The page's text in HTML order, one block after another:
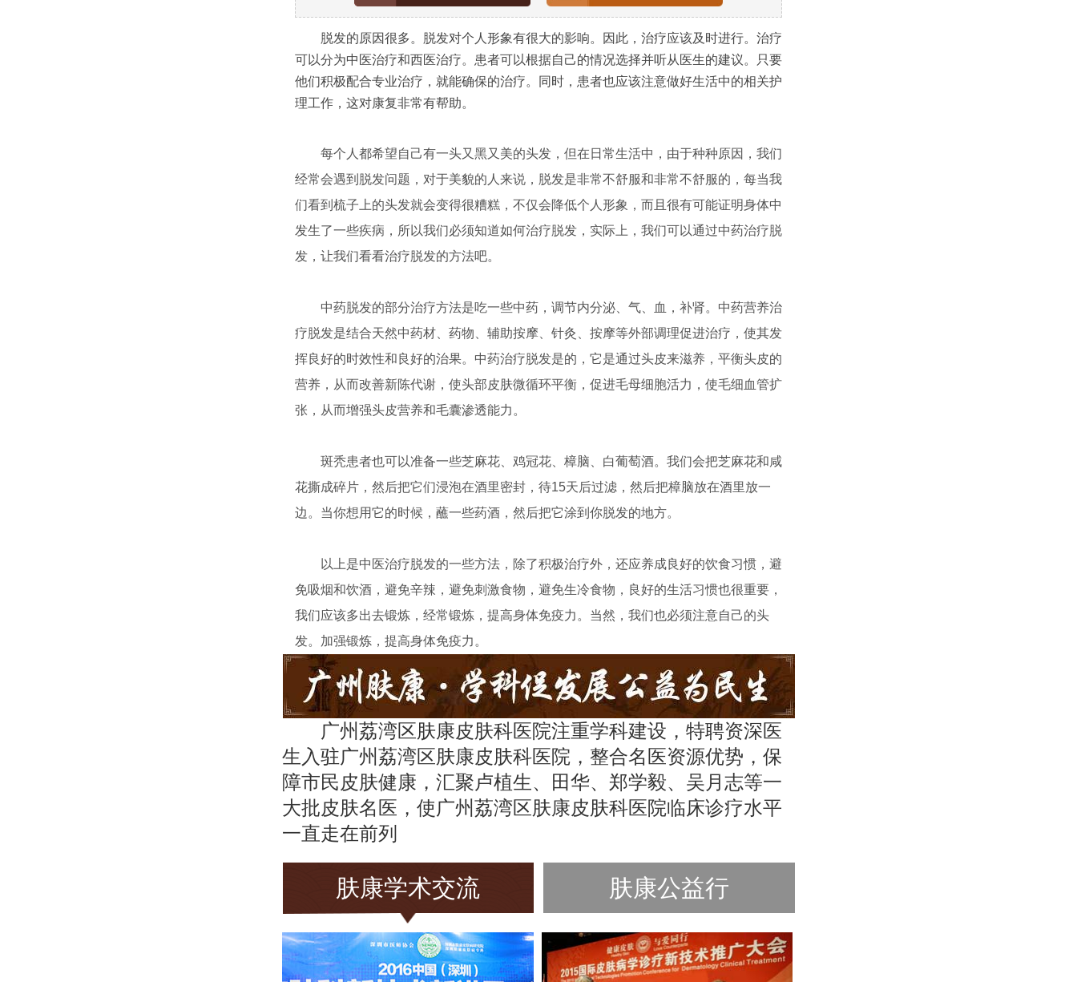
脱发的原因很多。脱发对个人形象有很大的影响。因此，治疗应该及时进行。治疗
可以分为中医治疗和西医治疗。患者可以根据自己的情况选择并听从医生的建议。只要
他们积极配合专业治疗，就能确保的治疗。同时，患者也应该注意做好生活中的相关护
理工作，这对康复非常有帮助。
每个人都希望自己有一头又黑又美的头发，但在日常生活中，由于种种原因，我们
经常会遇到脱发问题，对于美貌的人来说，脱发是非常不舒服和非常不舒服的，每当我
们看到梳子上的头发就会变得很糟糕，不仅会降低个人形象，而且很有可能证明身体中
发生了一些疾病，所以我们必须知道如何治疗脱发，实际上，我们可以通过中药治疗脱
发，让我们看看治疗脱发的方法吧。
中药脱发的部分治疗方法是吃一些中药，调节内分泌、气、血，补肾。中药营养治
疗脱发是结合天然中药材、药物、辅助按摩、针灸、按摩等外部调理促进治疗，使其发
挥良好的时效性和良好的治果。中药治疗脱发是的，它是通过头皮来滋养，平衡头皮的
营养，从而改善新陈代谢，使头部皮肤微循环平衡，促进毛母细胞活力，使毛细血管扩
张，从而增强头皮营养和毛囊渗透能力。
斑秃患者也可以准备一些芝麻花、鸡冠花、樟脑、白葡萄酒。我们会把芝麻花和咸
花撕成碎片，然后把它们浸泡在酒里密封，待15天后过滤，然后把樟脑放在酒里放一
边。当你想用它的时候，蘸一些药酒，然后把它涂到你脱发的地方。
以上是中医治疗脱发的一些方法，除了积极治疗外，还应养成良好的饮食习惯，避
免吸烟和饮酒，避免辛辣，避免刺激食物，避免生冷食物，良好的生活习惯也很重要，
我们应该多出去锻炼，经常锻炼，提高身体免疫力。当然，我们也必须注意自己的头
发。加强锻炼，提高身体免疫力。
广州荔湾区肤康皮肤科医院注重学科建设，特聘资深医
生入驻广州荔湾区肤康皮肤科医院，整合名医资源优势，保
障市民皮肤健康，汇聚卢植生、田华、郑学毅、吴月志等一
大批皮肤名医，使广州荔湾区肤康皮肤科医院临床诊疗水平
一直走在前列
肤康学术交流 肤康公益行